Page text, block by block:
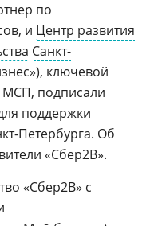
по
и Центр развития
Санкт-
ключевой
МСП, подписали
поддержки
Петербурга. Об
«Сбер2B».
«Сбер2B» с